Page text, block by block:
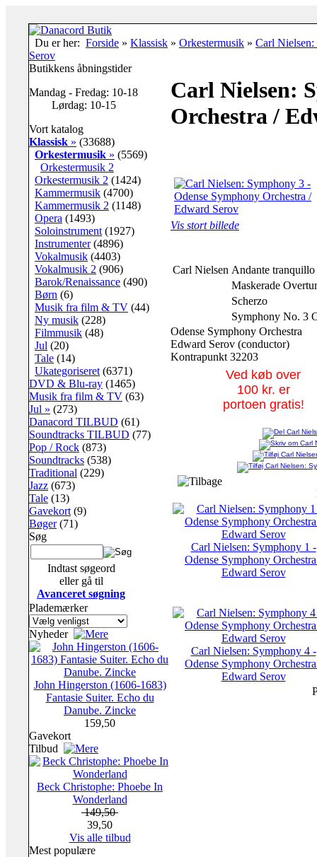
Du er her: Forside » Klassisk » Orkestermusik » Carl Nielsen:
Serov
Butikkens åbningstider
Mandag - Fredag: 10-18
Lørdag: 10-15
Vort katalog
Klassisk » (33688)
Orkestermusik » (5569)
Orkestermusik 2
Orkestermusik 2 (1424)
Kammermusik (4700)
Kammermusik 2 (1148)
Opera (1493)
Soloinstrument (1927)
Instrumenter(4896)
Vokalmusik (4403)
Vokalmusik 2 (906)
Barok/Renaissance (490)
Børn (6)
Musik fra film & TV (44)
Ny musik (228)
Filmmusik (48)
Jul (20)
Tale (14)
Ukategoriseret (6371)
DVD & Blu-ray (1465)
Musik fra film & TV (63)
Jul » (273)
Danacord TILBUD (61)
Soundtracks TILBUD (77)
Pop / Rock (873)
Soundtracks (538)
Traditional (229)
Jazz (673)
Tale (13)
Gavekort (9)
Bøger(71)
Søg
Indtast søgeord
eller gå til
Avanceret søgning
Plademærker
Nyheder
John Hingerston (1606-1683)
Fantasie Suiter. Echo du
Danube. Zincke
159,50
Gavekort
Tilbud
Beck Christophe: Phoebe In
Wonderland
149,50
39,50
Vis alle tilbud
Mest populære
Carl Nielsen:
Orchestra /
Vis stort billede
Carl Nielsen Andante tranquillo
Maskerade
Scherzo
Symphony No. 3
Odense Symphony Orchestra
Edward Serov (conductor)
Kontrapunkt 32203
Ved køb over
100 kr. er
portoen gratis!
Carl Nielsen: Symphony 1 -
Odense Symphony
Edward Serov
Carl Nielsen: Symphony 4 -
Odense Symphony
Edward Serov